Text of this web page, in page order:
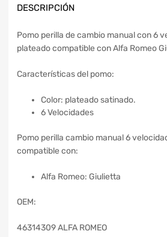
DESCRIPCIÓN
Pomo perilla de cambio manual con 6
plateado compatible con Alfa Romeo
Características del pomo:
Color: plateado satinado.
6 Velocidades
Pomo perilla cambio manual 6
compatible con:
Alfa Romeo: Giulietta
OEM:
46314309 ALFA ROMEO